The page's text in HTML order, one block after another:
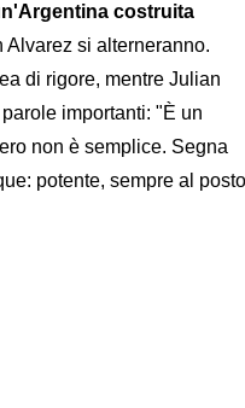
costruita
Alvarez si alterneranno.
di rigore, mentre Julian
importanti: "È un
non è semplice. Segna
potente, sempre al posto